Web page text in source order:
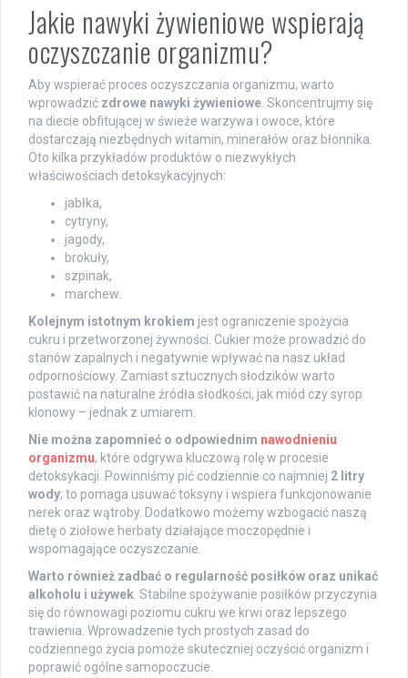
Jakie nawyki żywieniowe wspierają
oczyszczanie organizmu?
Aby wspierać proces oczyszczania organizmu, warto
wprowadzić zdrowe nawyki żywieniowe. Skoncentrujmy się
na diecie obfitującej w świeże warzywa i owoce, które
dostarczają niezbędnych witamin, minerałów oraz błonnika.
Oto kilka przykładów produktów o niezwykłych
właściwościach detoksykacyjnych:
jabłka,
cytryny,
jagody,
brokuły,
szpinak,
marchew.
Kolejnym istotnym krokiem jest ograniczenie spożycia
cukru i przetworzonej żywności. Cukier może prowadzić do
stanów zapalnych i negatywnie wpływać na nasz układ
odpornościowy. Zamiast sztucznych słodzików warto
postawić na naturalne źródła słodkości, jak miód czy syrop
klonowy – jednak z umiarem.
Nie można zapomnieć o odpowiednim nawodnieniu
organizmu, które odgrywa kluczową rolę w procesie
detoksykacji. Powinniśmy pić codziennie co najmniej 2 litry
wody; to pomaga usuwać toksyny i wspiera funkcjonowanie
nerek oraz wątroby. Dodatkowo możemy wzbogacić naszą
dietę o ziołowe herbaty działające moczopędnie i
wspomagające oczyszczanie.
Warto również zadbać o regularność posiłków oraz unikać
alkoholu i używek. Stabilne spożywanie posiłków przyczynia
się do równowagi poziomu cukru we krwi oraz lepszego
trawienia. Wprowadzenie tych prostych zasad do
codziennego życia pomoże skuteczniej oczyścić organizm i
poprawić ogólne samopoczucie.